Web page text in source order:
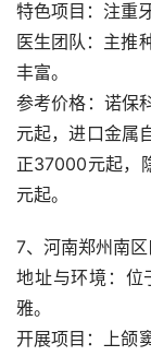
特色项目：注重
医生团队：主推
丰富。
参考价格：诺保
元起，进口金属
正37000元起，
元起。
7、河南郑州南
地址与环境：位
雅。
开展项目：上颌